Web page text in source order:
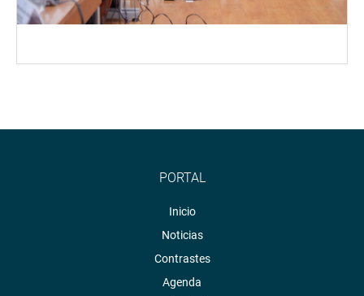
PORTAL
Inicio
Noticias
Contrastes
Agenda